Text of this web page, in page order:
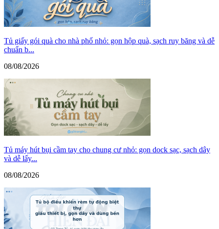
Tủ giấy gói quà cho nhà phố nhỏ: gọn hộp quà, sạch ruy băng và dễ
chuẩn b...
08/08/2026
Tủ máy hút bụi cầm tay cho chung cư nhỏ: gọn dock sạc, sạch dây
và dễ lấy...
08/08/2026